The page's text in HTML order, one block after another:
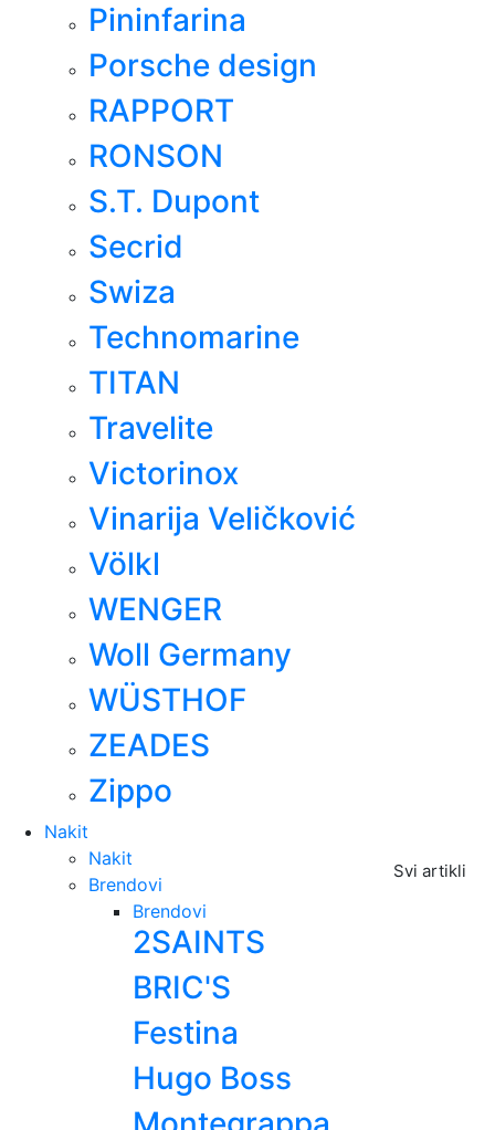
Pininfarina
Porsche design
RAPPORT
RONSON
S.T. Dupont
Secrid
Swiza
Technomarine
TITAN
Travelite
Victorinox
Vinarija Veličković
Völkl
WENGER
Woll Germany
WÜSTHOF
ZEADES
Zippo
Nakit
Svi artikli
Nakit
Brendovi
Brendovi
2SAINTS
BRIC'S
Festina
Hugo Boss